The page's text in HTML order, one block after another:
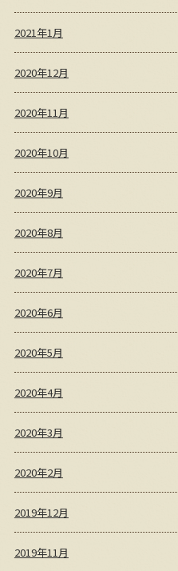
2021年1月
2020年12月
2020年11月
2020年10月
2020年9月
2020年8月
2020年7月
2020年6月
2020年5月
2020年4月
2020年3月
2020年2月
2019年12月
2019年11月